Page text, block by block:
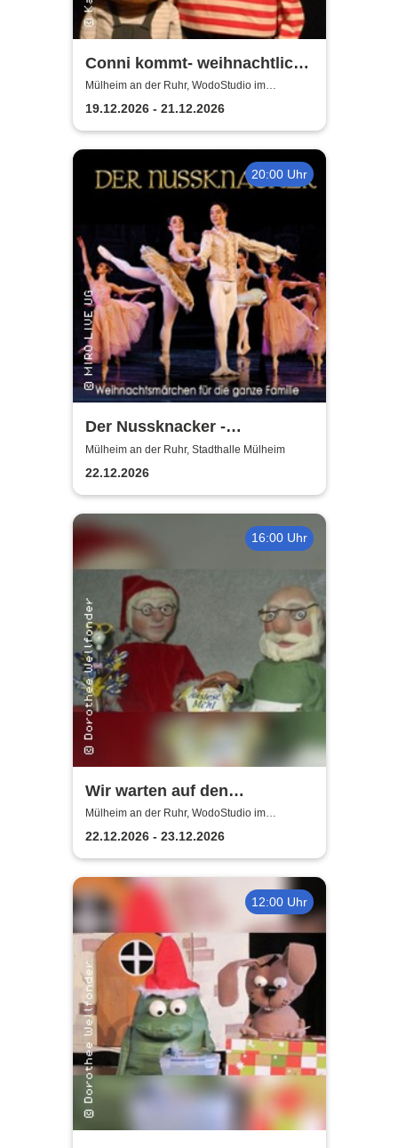
Conni kommt- weihnachtlich |
WodoStudio im
Ringlokschuppen Ruhr
Mülheim an der Ruhr, WodoStudio im
Ringlokschuppen Ruhr
19.12.2026 - 21.12.2026
20:00 Uhr
Der Nussknacker -
Zauberhaftes
Weihnachtsballett für Jung
und Alt
Mülheim an der Ruhr, Stadthalle Mülheim
22.12.2026
16:00 Uhr
Wir warten auf den
Weihnachtsmann |
WodoStudio im
Ringlokschuppen Ruhr
Mülheim an der Ruhr, WodoStudio im
Ringlokschuppen Ruhr
22.12.2026 - 23.12.2026
12:00 Uhr